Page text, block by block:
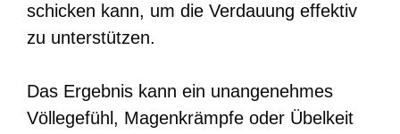
schicken kann, um die Verdauung effektiv
zu unterstützen.
Das Ergebnis kann ein unangenehmes
Völlegefühl, Magenkrämpfe oder Übelkeit